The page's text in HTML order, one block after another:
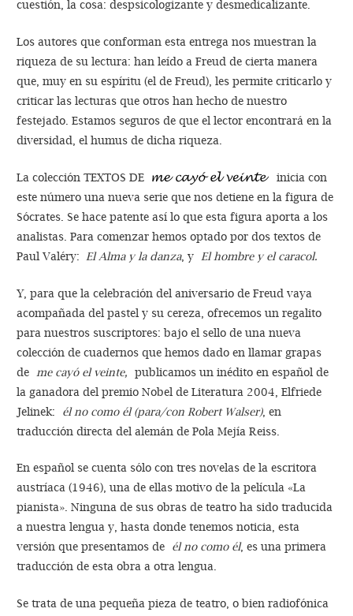
cuestión, la cosa: despsicologizante y desmedicalizante.
Los autores que conforman esta entrega nos muestran la
riqueza de su lectura: han leído a Freud de cierta manera
que, muy en su espíritu (el de Freud), les permite criticarlo y
criticar las lecturas que otros han hecho de nuestro
festejado. Estamos seguros de que el lector encontrará en la
diversidad, el humus de dicha riqueza.
La colección TEXTOS DE
inicia con
este número una nueva serie que nos detiene en la figura de
Sócrates. Se hace patente así lo que esta figura aporta a los
analistas. Para comenzar hemos optado por dos textos de
Paul Valéry: El Alma y la danza, y El hombre y el caracol.
Y, para que la celebración del aniversario de Freud vaya
acompañada del pastel y su cereza, ofrecemos un regalito
para nuestros suscriptores: bajo el sello de una nueva
colección de cuadernos que hemos dado en llamar grapas
de me cayó el veinte, publicamos un inédito en español de
la ganadora del premio Nobel de Literatura 2004, Elfriede
Jelinek: él no como él (para/con Robert Walser), en
traducción directa del alemán de Pola Mejía Reiss.
En español se cuenta sólo con tres novelas de la escritora
austríaca (1946), una de ellas motivo de la película «La
pianista». Ninguna de sus obras de teatro ha sido traducida
a nuestra lengua y, hasta donde tenemos noticia, esta
versión que presentamos de él no como él, es una primera
traducción de esta obra a otra lengua.
Se trata de una pequeña pieza de teatro, o bien radiofónica